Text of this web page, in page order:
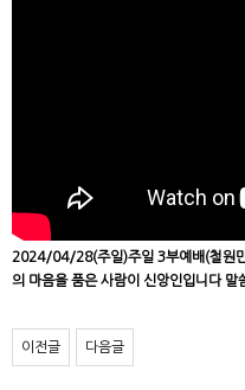
2024/04/28(주일)주일 3부예배(철원
의 마음을 품은 사람이 신앙인입니다 말
이전글 다음글